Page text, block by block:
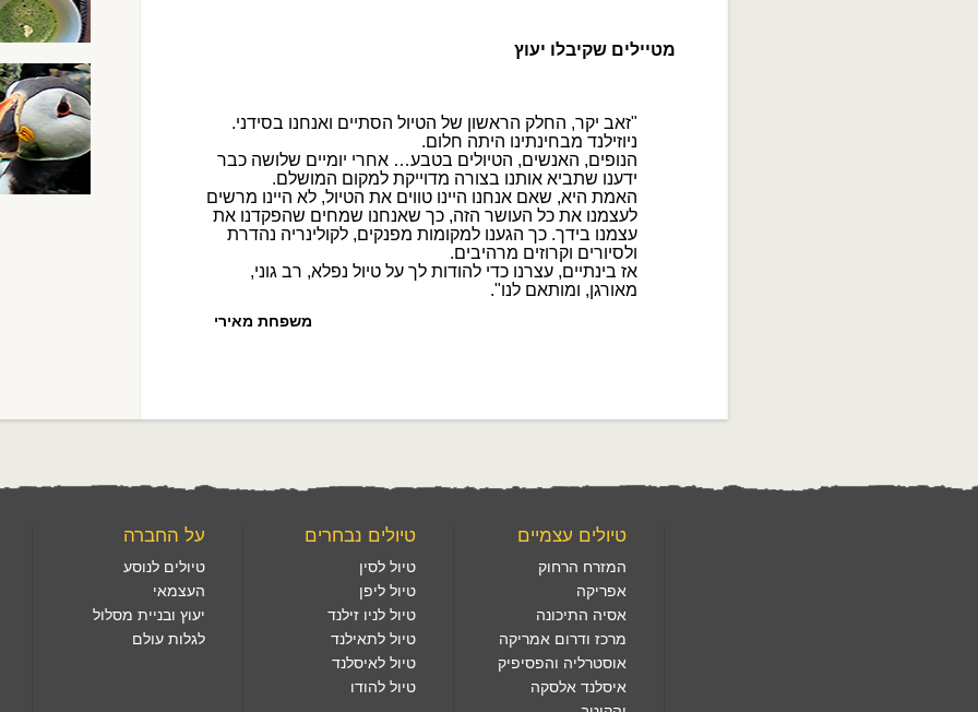
מטיילים שקיבלו יעוץ
"תודה על הטיול המעניין שארגנתם לנו לניו זילנד.
יופי המסלול, הנוחות לכל אורכו והדאגה לפרטים הקטנים
אפשרו הנאה מלאה ובעיקר היכרות מעמיקה עם ניו זילנד
המהממת.
גם הצוות שאתו אתה משתף פעולה יעיל וחביב.
בקיצור היה נהדר."
אירית ומיכאל
טיולים לנוסע
יעוץ ובניית מסלול
טיול לניו זילנד
טיול לאיסלנד
טיול להודו
המזרח הרחוק
אסיה התיכונה
אוסטרליה והפסיפיק
איסלנד אלסקה
והקוטב